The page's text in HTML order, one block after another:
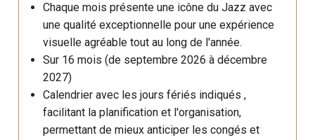
Chaque mois présente une icône du Jazz avec
une qualité exceptionnelle pour une expérience
visuelle agréable tout au long de l'année.
Sur 16 mois (de septembre 2026 à décembre
2027)
Calendrier avec les jours fériés indiqués ,
facilitant la planification et l'organisation,
permettant de mieux anticiper les congés et